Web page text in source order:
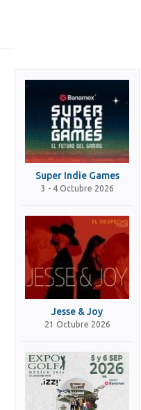
Super Indie Games
3 - 4 Octubre 2026
Jesse & Joy
21 Octubre 2026